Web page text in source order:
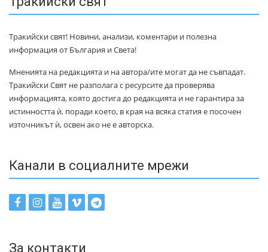
Тракийски свят! Новини, анализи, коментари и полезна
информация от България и Света!
Мненията на редакцията и на автора/ите могат да не съвпадат.
Тракийски Свят не разполага с ресурсите да проверява
информацията, която достига до редакцията и не гарантира за
истинността ѝ, поради което, в края на всяка статия е посочен
източникът ѝ, освен ако не е авторска.
Канали в социалните мрежи
За контакти